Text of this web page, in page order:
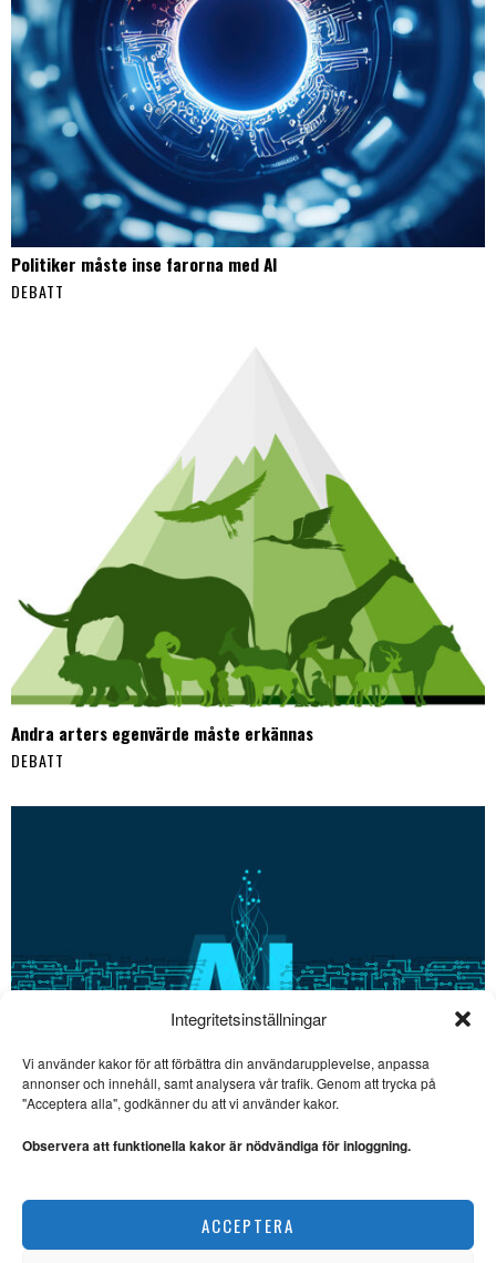
Integritetsinställningar
Vi använder kakor för att förbättra din användarupplevelse, anpassa
annonser och innehåll, samt analysera vår trafik. Genom att trycka på
"Acceptera alla", godkänner du att vi använder kakor.
Observera att funktionella kakor är nödvändiga för inloggning.
ACCEPTERA
Politiker måste inse farorna med AI
DEBATT
Andra arters egenvärde måste erkännas
DEBATT
Är AI ett hot? Slutreplik av Nette Wermeld Enström
SE ÄVEN
låten nästan viktigast
discjockey